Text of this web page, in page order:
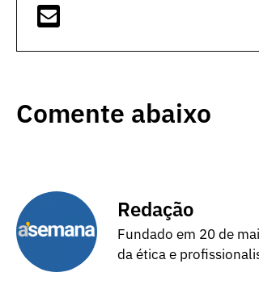
Comente abaixo
Redação
Fundado em 20 de
da ética e